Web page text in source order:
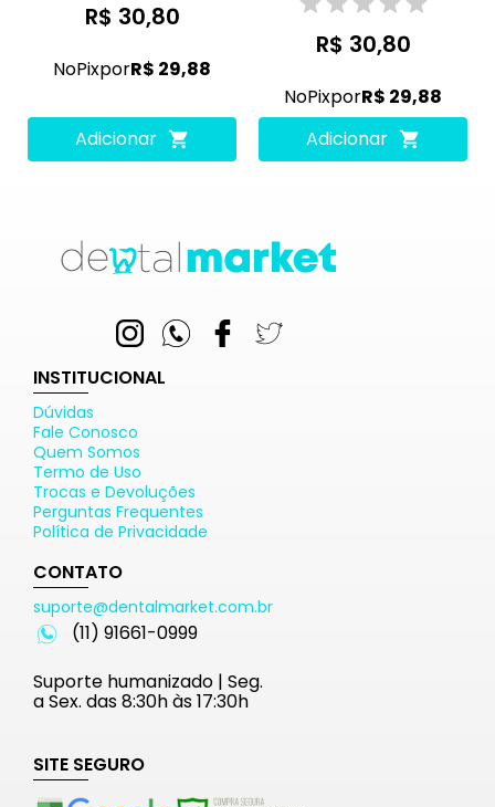
R$ 30,80
NoPixporR$ 29,88
Adicionar
R$ 30,80
NoPixporR$ 29,88
Adicionar
INSTITUCIONAL
Dúvidas
Fale Conosco
Quem Somos
Termo de Uso
Trocas e Devoluções
Perguntas Frequentes
Política de Privacidade
CONTATO
suporte@dentalmarket.com.br
(11) 91661-0999
Suporte humanizado | Seg.
a Sex. das 8:30h às 17:30h
SITE SEGURO